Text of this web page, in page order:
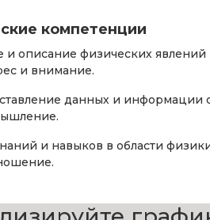
компетенции
и описание физических
и внимание.
данных и информации
и навыков в области